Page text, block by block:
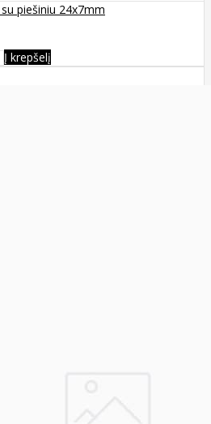
piešiniu 24x7mm
Į krepšelį